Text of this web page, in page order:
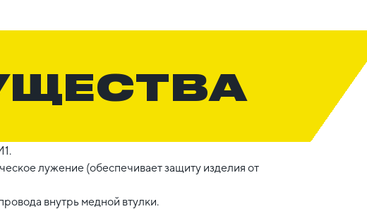
лужение (обеспечивает защиту изделия от
внутрь медной втулки.